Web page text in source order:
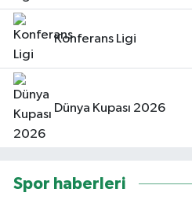
Konferans Ligi
Dünya Kupası 2026
Spor haberleri